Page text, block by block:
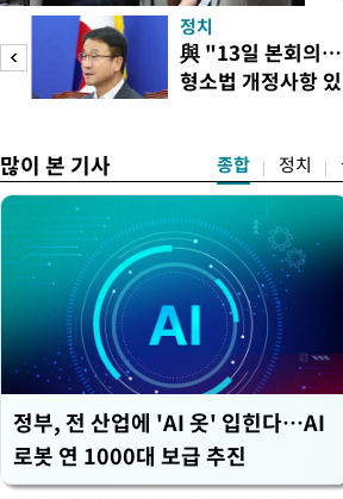
정치
與 "13일 본회의…
형소법 개정사항 있
많이 본 기사 종합 정치
정부, 전 산업에 'AI 옷' 입힌다…AI
로봇 연 1000대 보급 추진